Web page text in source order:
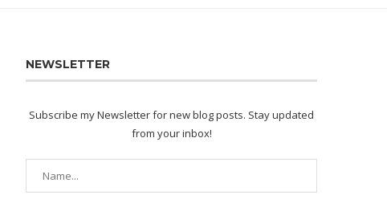
NEWSLETTER
Subscribe my Newsletter for new blog posts. Stay updated
from your inbox!